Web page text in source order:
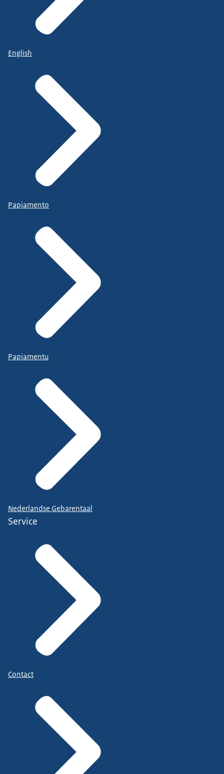
English
Papiamento
Papiamentu
Nederlandse Gebarentaal
Service
Contact